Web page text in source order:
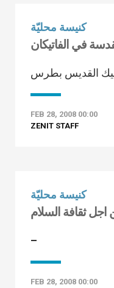
كنيسة محليّة
في الفاتيكان
القديس بطرس
FEB 28, 2008 00:00
ZENIT STAFF
كنيسة محليّة
ثقافة السلام
–
FEB 28, 2008 00:00